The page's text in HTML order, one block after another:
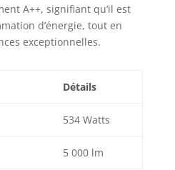
A++, signifiant qu’il est
d’énergie, tout en
exceptionnelles.
Détails
534 Watts
5 000 lm